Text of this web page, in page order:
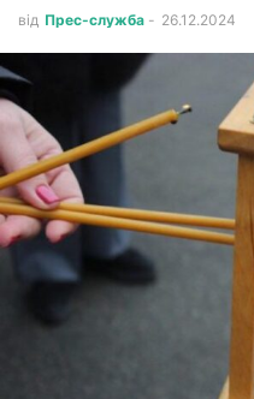
від Прес-служба - 26.12.2024